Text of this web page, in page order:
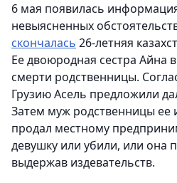
6 мая появилась
невыясненных
скончалась 26-летняя
Ее двоюродная сестра Айна
смерти родственницы.
Грузию Асель предложили
Затем муж родственницы ее
продал местному
девушку или убили, или она
выдержав издевательств.